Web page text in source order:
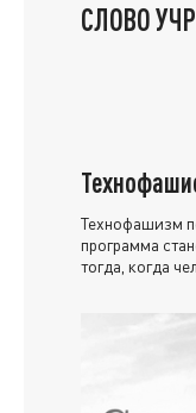
СЛОВО
Технофашизм
программа
тогда, когда